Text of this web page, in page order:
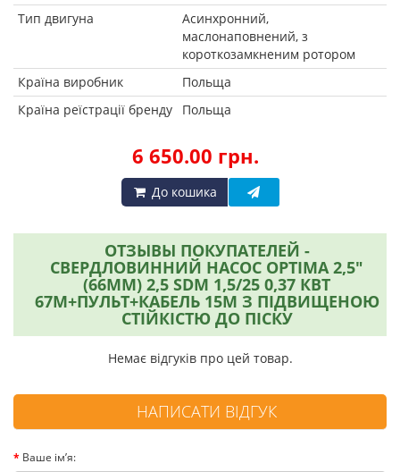
Тип двигуна
Асинхронний,
маслонаповнений, з
короткозамкненим ротором
Країна виробник
Польща
Країна реїстрації бренду
Польща
6 650.00 грн.
До кошика
ОТЗЫВЫ ПОКУПАТЕЛЕЙ -
СВЕРДЛОВИННИЙ НАСОС OPTIMA 2,5"
(66ММ) 2,5 SDM 1,5/25 0,37 КВТ
67М+ПУЛЬТ+КАБЕЛЬ 15М З ПІДВИЩЕНОЮ
СТІЙКІСТЮ ДО ПІСКУ
Немає відгуків про цей товар.
НАПИСАТИ ВІДГУК
Ваше ім’я: